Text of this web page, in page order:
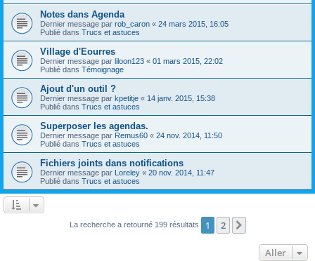
Notes dans Agenda
Dernier message par rob_caron « 24 mars 2015, 16:05
Publié dans Trucs et astuces
Village d'Eourres
Dernier message par liloon123 « 01 mars 2015, 22:02
Publié dans Témoignage
Ajout d'un outil ?
Dernier message par kpetitje « 14 janv. 2015, 15:38
Publié dans Trucs et astuces
Superposer les agendas.
Dernier message par Remus60 « 24 nov. 2014, 11:50
Publié dans Trucs et astuces
Fichiers joints dans notifications
Dernier message par Loreley « 20 nov. 2014, 11:47
Publié dans Trucs et astuces
La recherche a retourné 199 résultats 1 2
Aller